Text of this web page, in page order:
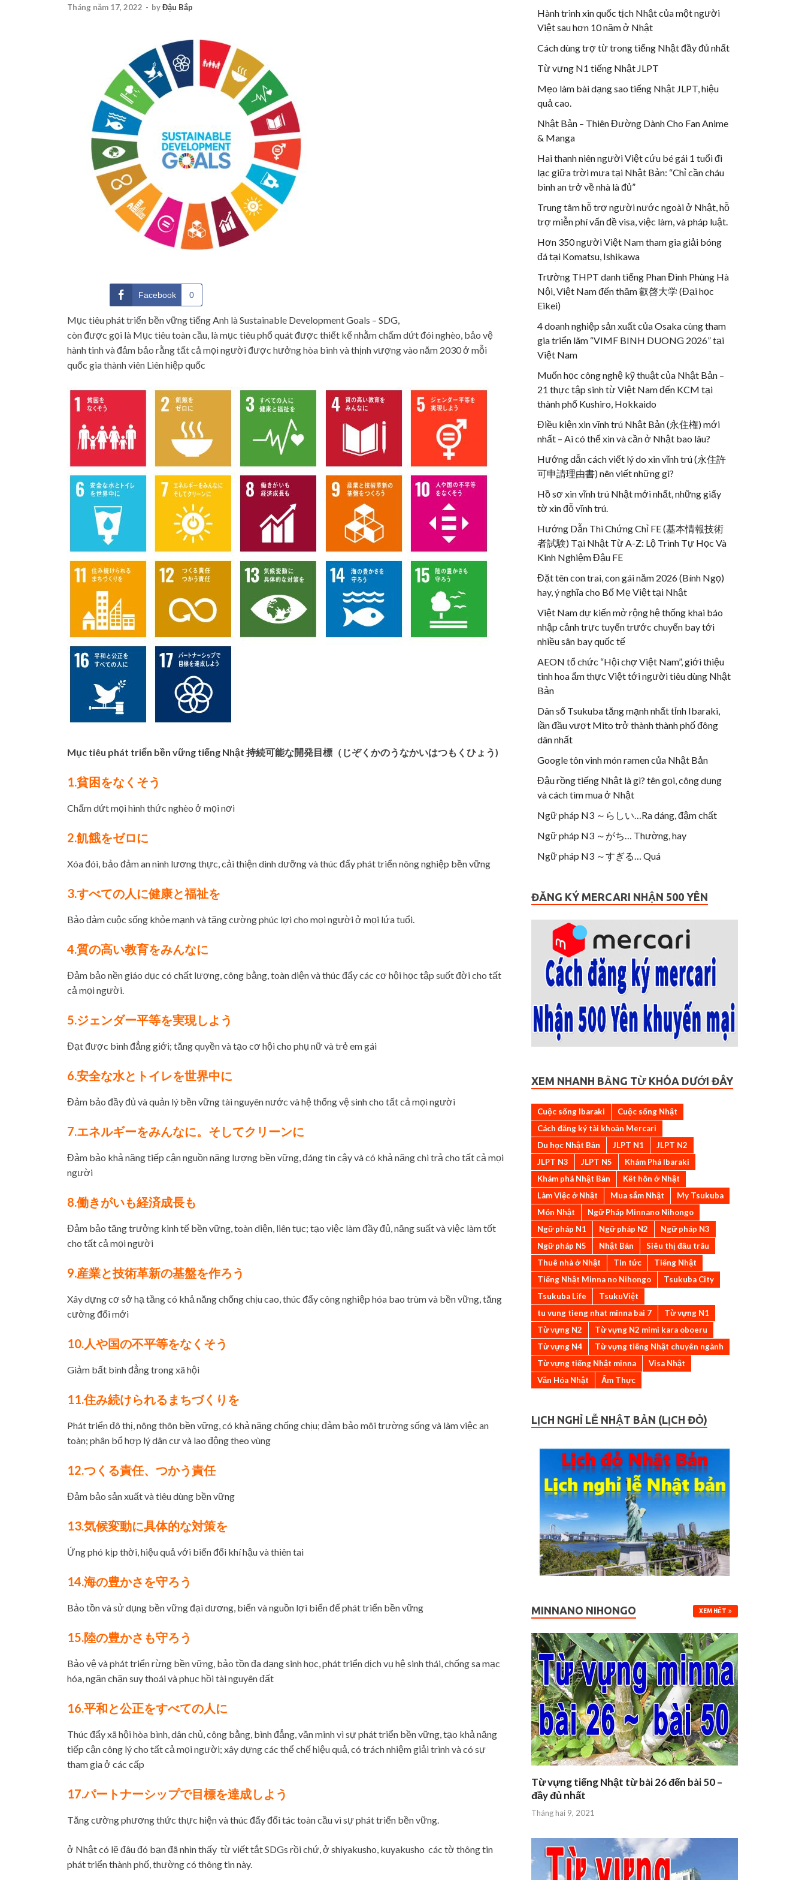
Tháng năm 17, 2022 - byĐậu Bắp
Facebook 0
Mục tiêu phát triển bền vững tiếng Anh là Sustainable Development Goals – SDG,
còn được gọi là Mục tiêu toàn cầu, là mục tiêu phổ quát được thiết kế nhằm chấm dứt đói nghèo, bảo vệ
hành tinh và đảm bảo rằng tất cả mọi người được hưởng hòa bình và thịnh vượng vào năm 2030 ở mỗi
quốc gia thành viên Liên hiệp quốc
Mục tiêu phát triển bền vững tiếng Nhật 持続可能な開発目標（じぞくかのうなかいはつもくひょう)
1.貧困をなくそう
Chấm dứt mọi hình thức nghèo ở mọi nơi
2.飢餓をゼロに
Xóa đói, bảo đảm an ninh lương thực, cải thiện dinh dưỡng và thúc đẩy phát triển nông nghiệp bền vững
3.すべての人に健康と福祉を
Bảo đảm cuộc sống khỏe mạnh và tăng cường phúc lợi cho mọi người ở mọi lứa tuổi.
4.質の高い教育をみんなに
Đảm bảo nền giáo dục có chất lượng, công bằng, toàn diện và thúc đẩy các cơ hội học tập suốt đời cho tất
cả mọi người.
5.ジェンダー平等を実現しよう
Đạt được bình đẳng giới; tăng quyền và tạo cơ hội cho phụ nữ và trẻ em gái
6.安全な水とトイレを世界中に
Đảm bảo đầy đủ và quản lý bền vững tài nguyên nước và hệ thống vệ sinh cho tất cả mọi người
7.エネルギーをみんなに。そしてクリーンに
Đảm bảo khả năng tiếp cận nguồn năng lượng bền vững, đáng tin cậy và có khả năng chi trả cho tất cả mọi
người
8.働きがいも経済成長も
Đảm bảo tăng trưởng kinh tế bền vững, toàn diện, liên tục; tạo việc làm đầy đủ, năng suất và việc làm tốt
cho tất cả mọi người
9.産業と技術革新の基盤を作ろう
Xây dựng cơ sở hạ tầng có khả năng chống chịu cao, thúc đẩy công nghiệp hóa bao trùm và bền vững, tăng
cường đổi mới
10.人や国の不平等をなくそう
Giảm bất bình đẳng trong xã hội
11.住み続けられるまちづくりを
Phát triển đô thị, nông thôn bền vững, có khả năng chống chịu; đảm bảo môi trường sống và làm việc an
toàn; phân bổ hợp lý dân cư và lao động theo vùng
12.つくる責任、つかう責任
Đảm bảo sản xuất và tiêu dùng bền vững
13.気候変動に具体的な対策を
Ứng phó kịp thời, hiệu quả với biến đổi khí hậu và thiên tai
14.海の豊かさを守ろう
Bảo tồn và sử dụng bền vững đại dương, biển và nguồn lợi biển để phát triển bền vững
15.陸の豊かさも守ろう
Bảo vệ và phát triển rừng bền vững, bảo tồn đa dạng sinh học, phát triển dịch vụ hệ sinh thái, chống sa mạc
hóa, ngăn chặn suy thoái và phục hồi tài nguyên đất
16.平和と公正をすべての人に
Thúc đẩy xã hội hòa bình, dân chủ, công bằng, bình đẳng, văn minh vì sự phát triển bền vững, tạo khả năng
tiếp cận công lý cho tất cả mọi người; xây dựng các thể chế hiệu quả, có trách nhiệm giải trình và có sự
tham gia ở các cấp
17.パートナーシップで目標を達成しよう
Tăng cường phương thức thực hiện và thúc đẩy đối tác toàn cầu vì sự phát triển bền vững.
ở Nhật có lẽ đâu đó bạn đã nhìn thấy từ viết tắt SDGs rồi chứ, ở shiyakusho, kuyakusho các tờ thông tin
phát triển thành phố, thường có thông tin này.
Hành trình xin quốc tịch Nhật của một người
Việt sau hơn 10 năm ở Nhật
Cách dùng trợ từ trong tiếng Nhật đầy đủ nhất
Từ vựng N1 tiếng Nhật JLPT
Mẹo làm bài dạng sao tiếng Nhật JLPT, hiệu
quả cao.
Nhật Bản – Thiên Đường Dành Cho Fan Anime
& Manga
Hai thanh niên người Việt cứu bé gái 1 tuổi đi
lạc giữa trời mưa tại Nhật Bản: “Chỉ cần cháu
bình an trở về nhà là đủ”
Trung tâm hỗ trợ người nước ngoài ở Nhật, hỗ
trợ miễn phí vấn đề visa, việc làm, và pháp luật.
Hơn 350 người Việt Nam tham gia giải bóng
đá tại Komatsu, Ishikawa
Trường THPT danh tiếng Phan Đình Phùng Hà
Nội, Việt Nam đến thăm 叡啓大学 (Đại học
Eikei)
4 doanh nghiệp sản xuất của Osaka cùng tham
gia triển lãm “VIMF BINH DUONG 2026” tại
Việt Nam
Muốn học công nghệ kỹ thuật của Nhật Bản –
21 thực tập sinh từ Việt Nam đến KCM tại
thành phố Kushiro, Hokkaido
Điều kiện xin vĩnh trú Nhật Bản (永住権) mới
nhất – Ai có thể xin và cần ở Nhật bao lâu?
Hướng dẫn cách viết lý do xin vĩnh trú (永住許
可申請理由書) nên viết những gì?
Hồ sơ xin vĩnh trú Nhật mới nhất, những giấy
tờ xin đỗ vĩnh trú.
Hướng Dẫn Thi Chứng Chỉ FE (基本情報技術
者試験) Tại Nhật Từ A-Z: Lộ Trình Tự Học Và
Kinh Nghiệm Đậu FE
Đặt tên con trai, con gái năm 2026 (Bính Ngọ)
hay, ý nghĩa cho Bố Mẹ Việt tại Nhật
Việt Nam dự kiến mở rộng hệ thống khai báo
nhập cảnh trực tuyến trước chuyến bay tới
nhiều sân bay quốc tế
AEON tổ chức “Hội chợ Việt Nam”, giới thiệu
tinh hoa ẩm thực Việt tới người tiêu dùng Nhật
Bản
Dân số Tsukuba tăng mạnh nhất tỉnh Ibaraki,
lần đầu vượt Mito trở thành thành phố đông
dân nhất
Google tôn vinh món ramen của Nhật Bản
Đậu rồng tiếng Nhật là gì? tên gọi, công dụng
và cách tìm mua ở Nhật
Ngữ pháp N3 ～らしい…Ra dáng, đậm chất
Ngữ pháp N3 ～がち… Thường, hay
Ngữ pháp N3 ～すぎる… Quá
ĐĂNG KÝ MERCARI NHẬN 500 YÊN
XEM NHANH BẰNG TỪ KHÓA DƯỚI ĐÂY
Cuộc sống Ibaraki
Cuộc sống Nhật
Cách đăng ký tài khoản Mercari
Du học Nhật Bản
JLPT N1
JLPT N2
JLPT N3
JLPT N5
Khám Phá Ibaraki
Khám phá Nhật Bản
Kết hôn ở Nhật
Làm Việc ở Nhật
Mua sắm Nhật
My Tsukuba
Món Nhật
Ngữ Pháp Minnano Nihongo
Ngữ pháp N1
Ngữ pháp N2
Ngữ pháp N3
Ngữ pháp N5
Nhật Bản
Siêu thị đầu trâu
Thuê nhà ở Nhật
Tin tức
Tiếng Nhật
Tiếng Nhật Minna no Nihongo
Tsukuba City
Tsukuba Life
TsukuViệt
tu vung tieng nhat minna bai 7
Từ vựng N1
Từ vựng N2
Từ vựng N2 mimi kara oboeru
Từ vựng N4
Từ vựng tiếng Nhật chuyên ngành
Từ vựng tiếng Nhật minna
Visa Nhật
Văn Hóa Nhật
Ẩm Thực
LỊCH NGHỈ LỄ NHẬT BẢN (LỊCH ĐỎ)
MINNANO NIHONGO XEM HẾT
Từ vựng tiếng Nhật từ bài 26 đến bài 50 –
đầy đủ nhất
Tháng hai 9, 2021